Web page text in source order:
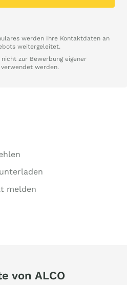
werden Ihre Kontaktdaten an
weitergeleitet.
zur Bewerbung eigener
werden.
melden
von ALCO